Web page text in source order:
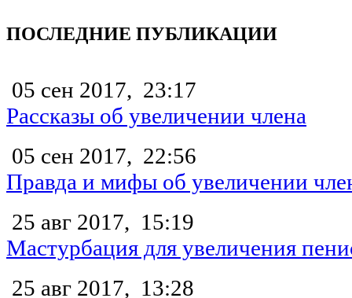
ПОСЛЕДНИЕ ПУБЛИКАЦИИ
05 сен 2017, 23:17
Рассказы об увеличении члена
05 сен 2017, 22:56
Правда и мифы об увеличении
25 авг 2017, 15:19
Мастурбация для увеличения
25 авг 2017, 13:28